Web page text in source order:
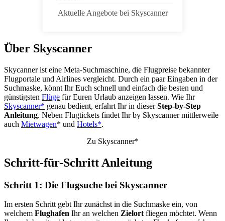
Aktuelle Angebote bei Skyscanner
Über Skyscanner
Skycanner ist eine Meta-Suchmaschine, die Flugpreise bekannter
Flugportale und Airlines vergleicht. Durch ein paar Eingaben in der
Suchmaske, könnt Ihr Euch schnell und einfach die besten und
günstigsten Flüge für Euren Urlaub anzeigen lassen. Wie Ihr
Skyscanner* genau bedient, erfahrt Ihr in dieserStep-by-Step
Anleitung. Neben Flugtickets findet Ihr by Skyscanner mittlerweile
auch Mietwagen* und Hotels*.
Zu Skyscanner*
Schritt-für-Schritt Anleitung
Schritt 1: Die Flugsuche bei Skyscanner
Im ersten Schritt gebt Ihr zunächst in die Suchmaske ein, von
welchem Flughafen Ihr an welchen Zielortfliegen möchtet. Wenn